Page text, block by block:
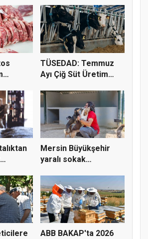
TÜSEDAD: Temmuz
Ayı Çiğ Süt Üretim
Mersin Büyükşehir
yaralı sokak
ABB BAKAP'ta 2026